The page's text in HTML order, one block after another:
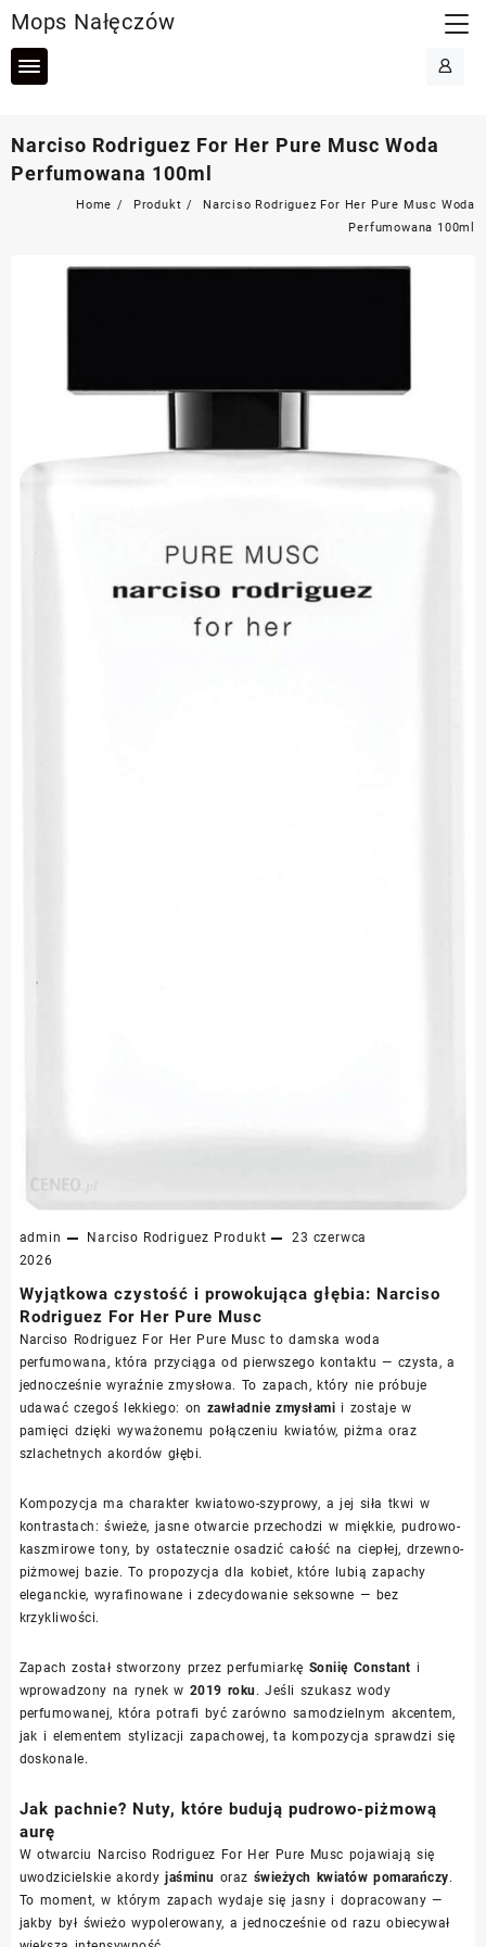
to
content
Mops Nałęczów
Narciso Rodriguez For Her Pure Musc Woda
Perfumowana 100ml
Home Produkt
Narciso Rodriguez For Her Pure Musc Woda
Perfumowana 100ml
admin Narciso Rodriguez Produkt
23 czerwca
2026
Wyjątkowa czystość i prowokująca głębia: Narciso
Rodriguez For Her Pure Musc
Narciso Rodriguez For Her Pure Musc to damska woda
perfumowana, która przyciąga od pierwszego kontaktu — czysta, a
jednocześnie wyraźnie zmysłowa. To zapach, który nie próbuje
udawać czegoś lekkiego: on zawładnie zmysłami i zostaje w
pamięci dzięki wyważonemu połączeniu kwiatów, piżma oraz
szlachetnych akordów głębi.
Kompozycja ma charakter kwiatowo-szyprowy, a jej siła tkwi w
kontrastach: świeże, jasne otwarcie przechodzi w miękkie, pudrowo-
kaszmirowe tony, by ostatecznie osadzić całość na ciepłej, drzewno-
piżmowej bazie. To propozycja dla kobiet, które lubią zapachy
eleganckie, wyrafinowane i zdecydowanie seksowne — bez
krzykliwości.
Zapach został stworzony przez perfumiarkę Soniię Constant i
wprowadzony na rynek w 2019 roku . Jeśli szukasz wody
perfumowanej, która potrafi być zarówno samodzielnym akcentem,
jak i elementem stylizacji zapachowej, ta kompozycja sprawdzi się
doskonale.
Jak pachnie? Nuty, które budują pudrowo-piżmową
aurę
W otwarciu Narciso Rodriguez For Her Pure Musc pojawiają się
uwodzicielskie akordyjaśminu oraz świeżych kwiatów pomarańczy.
To moment, w którym zapach wydaje się jasny i dopracowany —
jakby był świeżo wypolerowany, a jednocześnie od razu obiecywał